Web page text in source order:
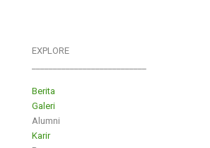
EXPLORE
Berita
Galeri
Alumni
Karir